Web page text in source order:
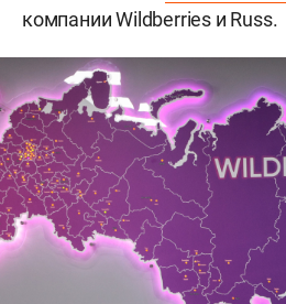
компании Wildberries и Russ.